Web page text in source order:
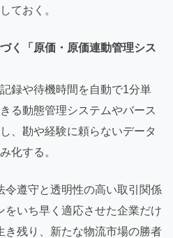
ておく。
く「原価・原価連動管理シス
録や待機時間を自動で1分単
る動態管理システムやバース
、勘や経験に頼らないデータ
化する。
令遵守と透明性の高い取引関係
をいち早く適応させた企業だけ
き残り、新たな物流市場の勝者